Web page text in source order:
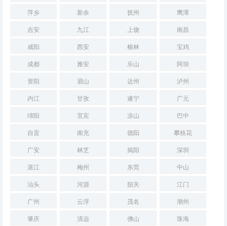
萍乡
新余 抚州
鹰潭
吉安
九江 上饶
南昌
咸阳
西安 榆林
宝鸡
成都
雅安 乐山
阿坝
资阳
眉山 达州
泸州
内江
甘孜 遂宁
广元
绵阳
宜宾 凉山
巴中
自贡
南充 德阳
攀枝花
广安
林芝 揭阳
深圳
湛江
梅州 东莞
中山
汕头
河源 韶关
江门
广州
云浮 茂名
潮州
肇庆
清远 佛山 珠海